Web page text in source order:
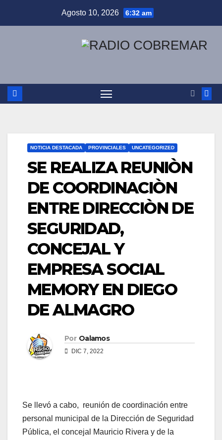
Agosto 10, 2026 6:32 am
NOTICIA DESTACADA PROVINCIALES UNCATEGORIZED
SE REALIZA REUNIÒN
DE COORDINACIÒN
ENTRE DIRECCIÒN DE
SEGURIDAD,
CONCEJAL Y
EMPRESA SOCIAL
MEMORY EN DIEGO
DE ALMAGRO
Por Oalamos
DIC 7, 2022
Se llevó a cabo, reunión de coordinación entre
personal municipal de la Dirección de Seguridad
Pública, el concejal Mauricio Rivera y de la